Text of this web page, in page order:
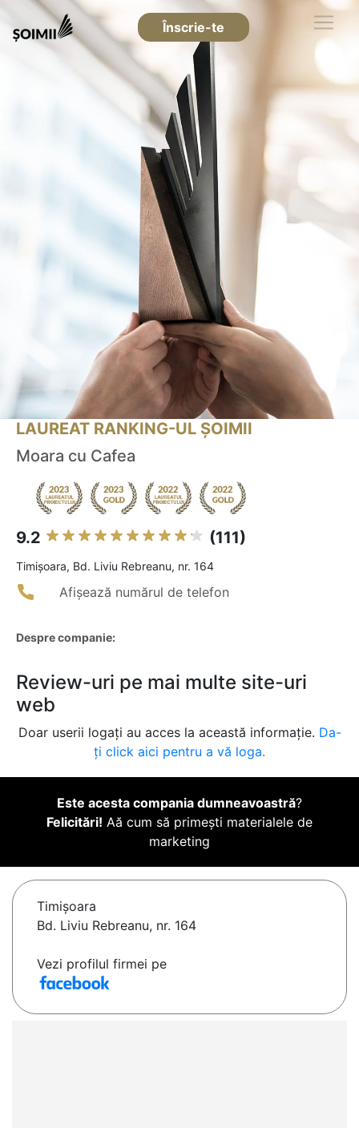
Înscrie-te
LAUREAT RANKING-UL ȘOIMII
Moara cu Cafea
9.2 (111)
Timişoara, Bd. Liviu Rebreanu, nr. 164
Afișează numărul de telefon
Despre companie:
Review-uri pe mai multe site-uri
web
Doar userii logați au acces la această informație. Da-
ți click aici pentru a vă loga.
Este acesta compania dumneavoastră?
Felicitări! Aă cum să primești materialele de
marketing
Timişoara
Bd. Liviu Rebreanu, nr. 164
Vezi profilul firmei pe